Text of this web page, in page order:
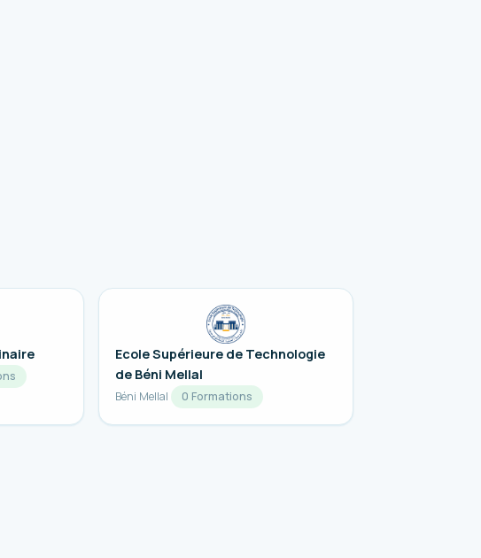
Ecole Supérieure de Technologie
de Béni Mellal
Béni Mellal 0 Formations